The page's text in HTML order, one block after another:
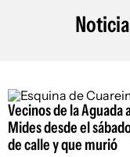
Vecinos de la
Mides desde el
de calle y que murió